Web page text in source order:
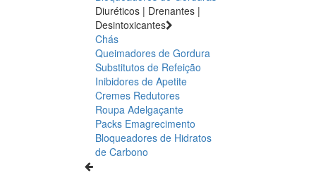
Diuréticos | Drenantes |
Desintoxicantes
Chás
Queimadores de Gordura
Substitutos de Refeição
Inibidores de Apetite
Cremes Redutores
Roupa Adelgaçante
Packs Emagrecimento
Bloqueadores de Hidratos
de Carbono